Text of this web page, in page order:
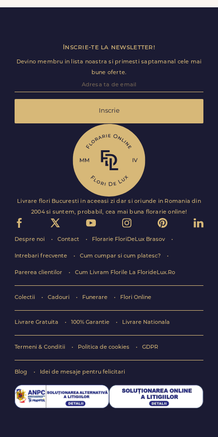
ramane optional si il poti personaliza.
Inscrie-te la newsletter!
Devino membru in lista noastra si primesti saptamanal cele mai
bune oferte.
Inscrie
Livrare flori Bucuresti in aceeasi zi dar si oriunde in Romania din
2004 si suntem, probabil, cea mai buna florarie online!
Despre noi Contact Florarie FloriDeLux Brasov
Intrebari frecvente Cum cumpar si cum platesc?
Parerea clientilor Cum Livram Florile La FlorideLux.Ro
Colectii Cadouri Funerare Flori Online
Livrare Gratuita 100% Garantie Livrare Nationala
Termeni & Conditii Politica de cookies GDPR
Blog Idei de mesaje pentru felicitari